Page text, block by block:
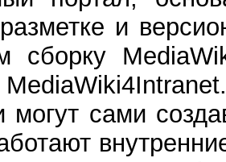
и
сборку
могут сами